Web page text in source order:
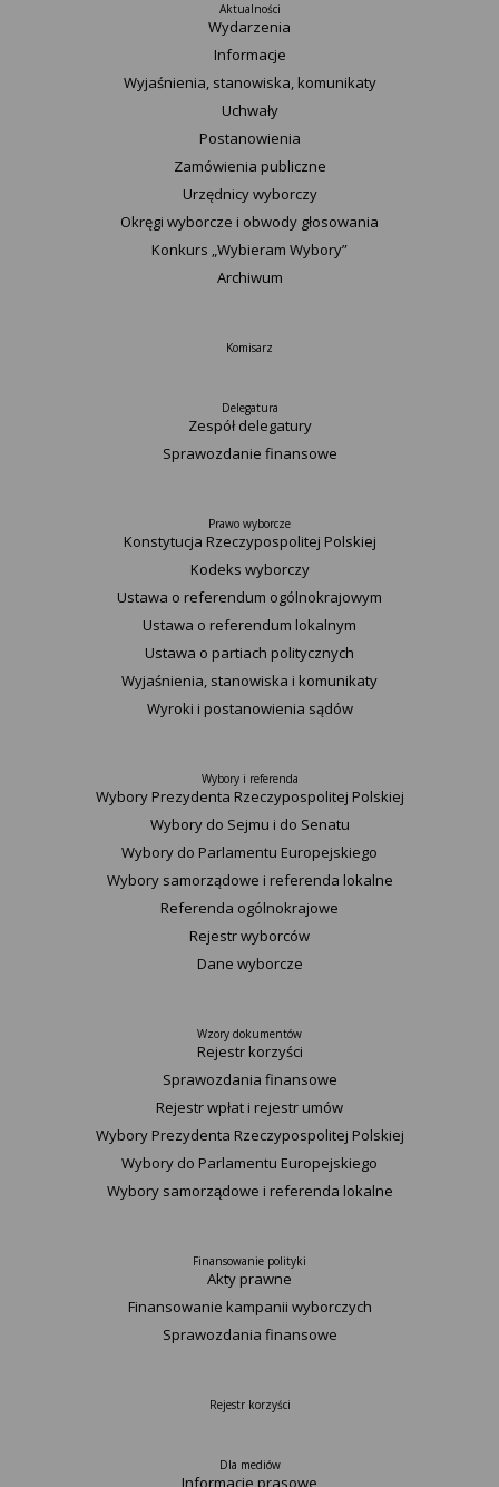
Aktualności
Wydarzenia
Informacje
Wyjaśnienia, stanowiska, komunikaty
Uchwały
Postanowienia
Zamówienia publiczne
Urzędnicy wyborczy
Okręgi wyborcze i obwody głosowania
Konkurs „Wybieram Wybory”
Archiwum
Komisarz
Delegatura
Zespół delegatury
Sprawozdanie finansowe
Prawo wyborcze
Konstytucja Rzeczypospolitej Polskiej​
Kodeks wyborczy
Ustawa o referendum ogólnokrajowym
Ustawa o referendum lokalnym
Ustawa o partiach politycznych
Wyjaśnienia, stanowiska i komunikaty
Wyroki i postanowienia sądów
Wybory i referenda
Wybory Prezydenta Rzeczypospolitej Polskiej
Wybory do Sejmu i do Senatu
Wybory do Parlamentu Europejskiego
Wybory samorządowe i referenda lokalne
Referenda ogólnokrajowe
Rejestr wyborców
Dane wyborcze
Wzory dokumentów
Rejestr korzyści
Sprawozdania finansowe
Rejestr wpłat i rejestr umów
Wybory Prezydenta Rzeczypospolitej Polskiej
Wybory do Parlamentu Europejskiego
Wybory samorządowe i referenda lokalne
Finansowanie polityki
Akty prawne
Finansowanie kampanii wyborczych
Sprawozdania finansowe
Rejestr korzyści
Dla mediów
Informacje prasowe